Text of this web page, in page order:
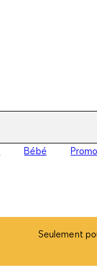
Bébé Promo
Seulement